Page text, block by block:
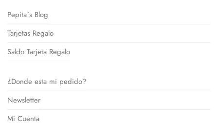
Pepita´s Blog
Tarjetas Regalo
Saldo Tarjeta Regalo
¿Donde esta mi pedido?
Newsletter
Mi Cuenta